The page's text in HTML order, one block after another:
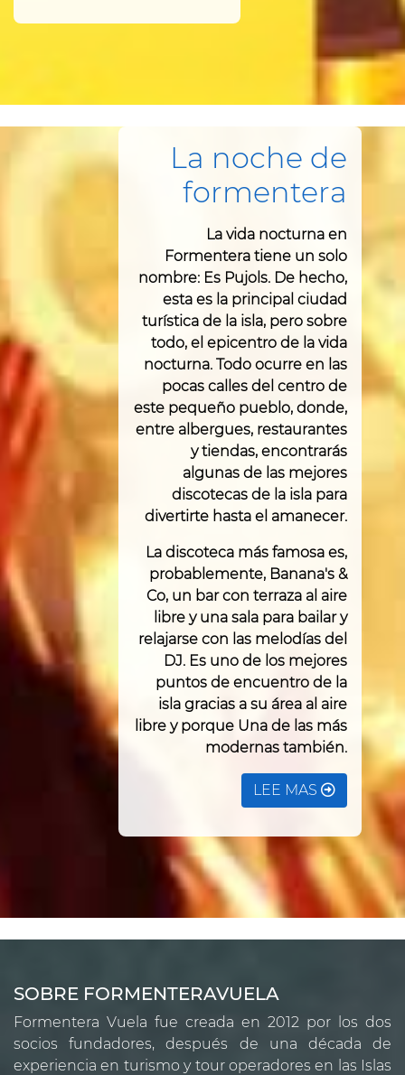
La noche de
formentera
La vida nocturna en
Formentera tiene un solo
nombre: Es Pujols. De hecho,
esta es la principal ciudad
turística de la isla, pero sobre
todo, el epicentro de la vida
nocturna. Todo ocurre en las
pocas calles del centro de
este pequeño pueblo, donde,
entre albergues, restaurantes
y tiendas, encontrarás
algunas de las mejores
discotecas de la isla para
divertirte hasta el amanecer.
La discoteca más famosa es,
probablemente, Banana's &
Co, un bar con terraza al aire
libre y una sala para bailar y
relajarse con las melodías del
DJ. Es uno de los mejores
puntos de encuentro de la
isla gracias a su área al aire
libre y porque Una de las más
modernas también.
LEE MAS
SOBRE FORMENTERAVUELA
Formentera Vuela fue creada en 2012 por los dos
socios fundadores, después de una década de
experiencia en turismo y tour operadores en las Islas